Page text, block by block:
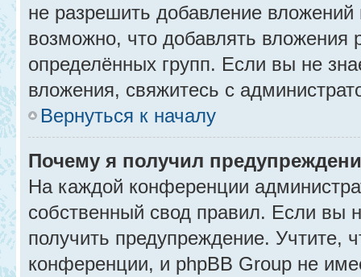
не разрешить добавление
возможно, что добавлять вложения
определённых групп. Если вы не
вложения, свяжитесь с
Вернуться к началу
Почему я получил
На каждой конференции
собственный свод правил. Если вы
получить предупреждение. Учтите,
конференции, и phpBB Group не